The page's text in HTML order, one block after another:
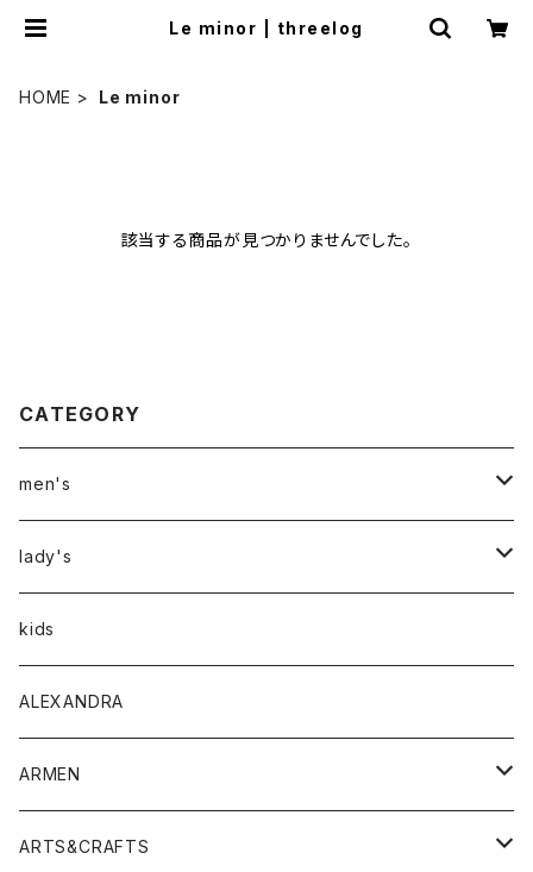
Le minor | threelog
HOME Le minor
該当する商品が見つかりませんでした。
CATEGORY
men's
アウター
トップス
Tシャツ
シャツ
ボトムス
lady's
アウター
トップス
Tシャツ・カットソー
シャツ・ブラウス
ボトムス
パンツ
ワンピース・オールインワン
kids
ALEXANDRA
ARMEN
アウター
ARTS&CRAFTS